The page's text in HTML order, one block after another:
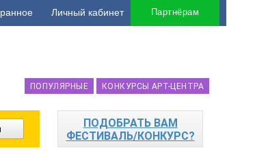
Партнёрам
Личный кабинет
КОНКУРСЫ АРТ-ЦЕНТРА
ПОПУЛЯРНЫЕ
ПОДОБРАТЬ ВАМ
ФЕСТИВАЛЬ/КОНКУРС?